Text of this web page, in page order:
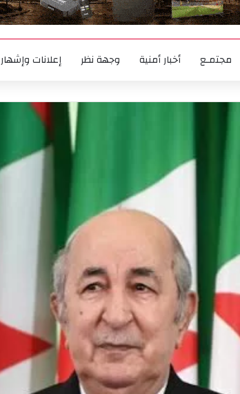
مجتمـع أخبار أمنية وجهة نظر إعلانات وإشهار